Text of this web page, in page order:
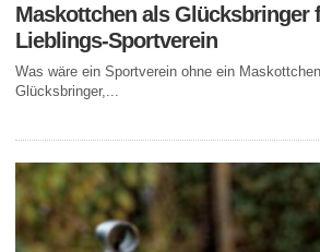
Maskottchen als Glücksbringer
Lieblings-Sportverein
Was wäre ein Sportverein ohne ein
Glücksbringer,...